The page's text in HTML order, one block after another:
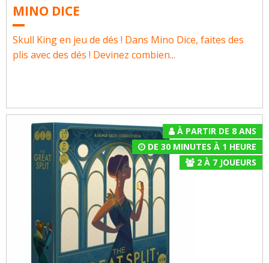
MINO DICE
Skull King en jeu de dés ! Dans Mino Dice, faites des
plis avec des dés ! Devinez combien...
À PARTIR DE 8 ANS
DE 30 MINUTES À 1 HEURE
2À 7JOUEURS